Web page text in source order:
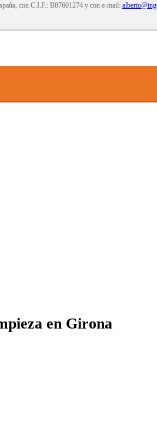
con C.I.F.: B87601274 y con e-mail:
en Girona